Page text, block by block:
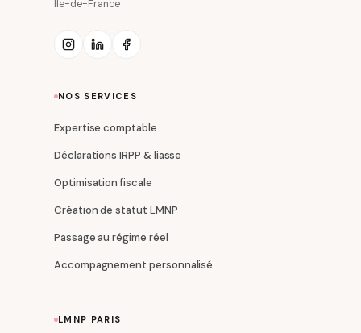
Île-de-France
NOS SERVICES
Expertise comptable
Déclarations IRPP & liasse
Optimisation fiscale
Création de statut LMNP
Passage au régime réel
Accompagnement personnalisé
LMNP PARIS